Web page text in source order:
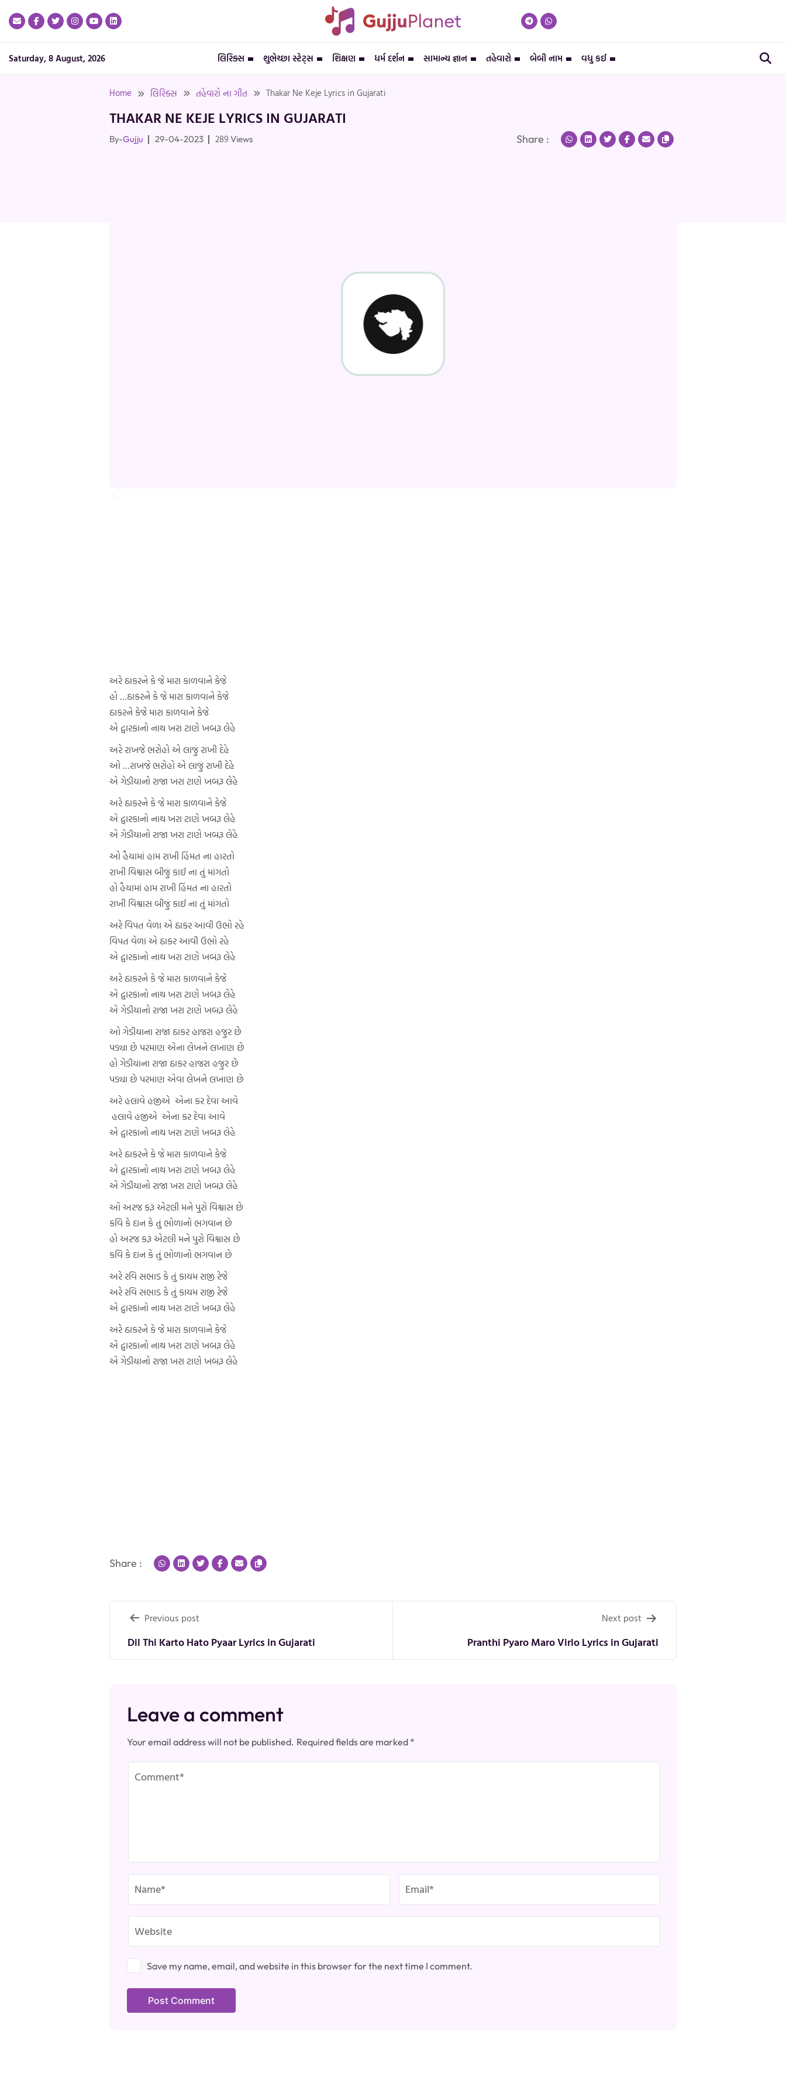
Saturday, 8 August, 2026 લિરિક્સ શુભેચ્છા સ્ટેટ્સ શિક્ષણ ધર્મ દર્શન સામાન્ય જ્ઞાન તહેવારો બેબી નામ વધુ કઈ
Home લિરિક્સ તહેવારો ના ગીત Thakar Ne Keje Lyrics in Gujarati
THAKAR NE KEJE LYRICS IN GUJARATI
By-Gujju 29-04-2023 289 Views Share :
અરે ઠાકરને કે જે મારા કાળવાને કેજે
હો …ઠાકરને કે જે મારા કાળવાને કેજે
ઠાકરને કેજે મારા કાળવાને કેજે
એ દ્વારકાનો નાથ ખરા ટાણે ખબરૂ લેહે
અરે રાખજે ભરોહો એ લાજું રાખી દેહે
ઓ …રાખજે ભરોહો એ લાજું રાખી દેહે
એ ગેડીયાનો રાજા ખરા ટાણે ખબરૂ લેહે
અરે ઠાકરને કે જે મારા કાળવાને કેજે
એ દ્વારકાનો નાથ ખરા ટાણે ખબરૂ લેહે
એ ગેડીયાનો રાજા ખરા ટાણે ખબરૂ લેહે
ઓ હૈયામાં હામ રાખી હિંમત ના હારતો
રાખી વિશ્વાસ બીજું કાઈ ના તું માંગતો
હો હૈયામાં હામ રાખી હિંમત ના હારતો
રાખી વિશ્વાસ બીજું કાઈ ના તું માંગતો
અરે વિપત વેળા એ ઠાકર આવી ઉભો રહે
વિપત વેળા એ ઠાકર આવી ઉભો રહે
એ દ્વારકાનો નાથ ખરા ટાણે ખબરૂ લેહે
અરે ઠાકરને કે જે મારા કાળવાને કેજે
એ દ્વારકાનો નાથ ખરા ટાણે ખબરૂ લેહે
એ ગેડીયાનો રાજા ખરા ટાણે ખબરૂ લેહે
ઓ ગેડીયાના રાજા ઠાકર હાજરા હજુર છે
પડ્યા છે પરમાણ એના લેખને લખાણ છે
હો ગેડીયાના રાજા ઠાકર હાજરા હજુર છે
પડ્યા છે પરમાણ એવા લેખને લખાણ છે
અરે હલાવે હજીએ એના કર દેવા આવે
હલાવે હજીએ એના કર દેવા આવે
એ દ્વારકાનો નાથ ખરા ટાણે ખબરૂ લેહે
અરે ઠાકરને કે જે મારા કાળવાને કેજે
એ દ્વારકાનો નાથ ખરા ટાણે ખબરૂ લેહે
એ ગેડીયાનો રાજા ખરા ટાણે ખબરૂ લેહે
ઓ અરજ કરૂં એટલી મને પુરો વિશ્વાસ છે
કવિ કે દાન કે તું ભોળાનો ભગવાન છે
હો અરજ કરૂં એટલી મને પુરો વિશ્વાસ છે
કવિ કે દાન કે તું ભોળાનો ભગવાન છે
અરે રવિ સભાડ કે તું કાયમ રાજી રેજે
અરે રવિ સભાડ કે તું કાયમ રાજી રેજે
એ દ્વારકાનો નાથ ખરા ટાણે ખબરૂ લેહે
અરે ઠાકરને કે જે મારા કાળવાને કેજે
એ દ્વારકાનો નાથ ખરા ટાણે ખબરૂ લેહે
એ ગેડીયાનો રાજા ખરા ટાણે ખબરૂ લેહે
Share :
Post
navigation
Previous post
Dil Thi Karto Hato Pyaar Lyrics in Gujarati
Next post
Pranthi Pyaro Maro Virlo Lyrics in Gujarati
Leave a comment
Your email address will not be published. Required fields are marked *
Save my name, email, and website in this browser for the next time I comment.